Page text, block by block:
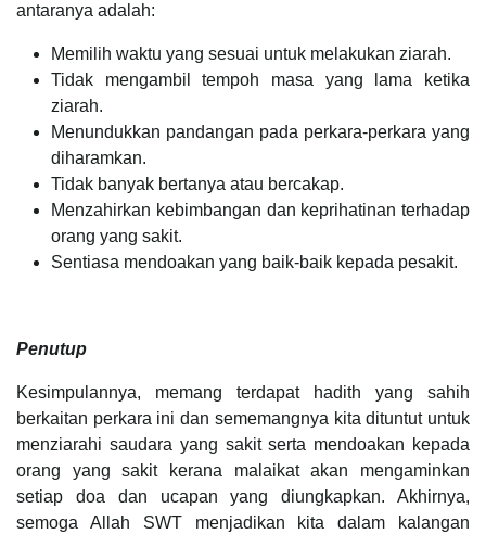
antaranya adalah:
Memilih waktu yang sesuai untuk melakukan ziarah.
Tidak mengambil tempoh masa yang lama ketika
ziarah.
Menundukkan pandangan pada perkara-perkara yang
diharamkan.
Tidak banyak bertanya atau bercakap.
Menzahirkan kebimbangan dan keprihatinan terhadap
orang yang sakit.
Sentiasa mendoakan yang baik-baik kepada pesakit.
Penutup
Kesimpulannya, memang terdapat hadith yang sahih
berkaitan perkara ini dan sememangnya kita dituntut untuk
menziarahi saudara yang sakit serta mendoakan kepada
orang yang sakit kerana malaikat akan mengaminkan
setiap doa dan ucapan yang diungkapkan. Akhirnya,
semoga Allah SWT menjadikan kita dalam kalangan